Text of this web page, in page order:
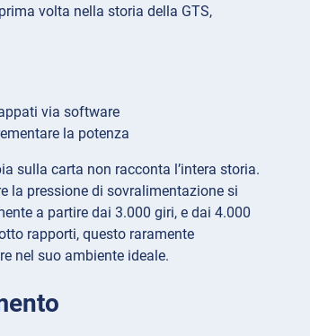
volta nella storia della GTS,
via software
la potenza
sulla carta non racconta l’intera storia.
la pressione di sovralimentazione si
a partire dai 3.000 giri, e dai 4.000
rapporti, questo raramente
nel suo ambiente ideale.